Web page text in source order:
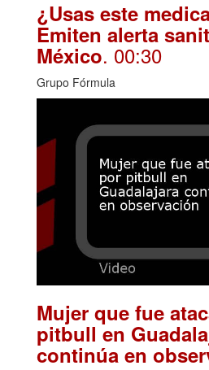
¿Usas este
Emiten alerta
México. 00:30
Grupo Fórmula
Mujer que fue
pitbull en
continúa en